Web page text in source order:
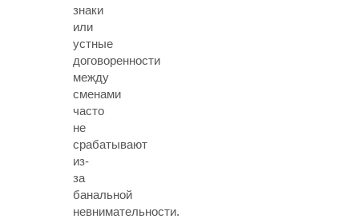
знаки
или
устные
договоренности
между
сменами
часто
не
срабатывают
из-
за
банальной
невнимательности.